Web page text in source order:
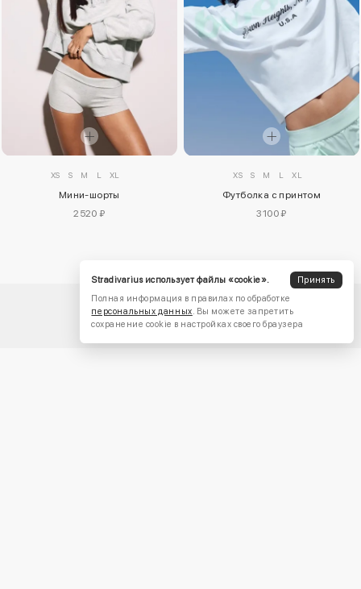
XS S M L XL
Мини-шорты
2520 ₽
XS S M L XL
Футболка с принтом
3100 ₽
Stradivarius использует файлы «cookie».
Принять
Полная информация в правилах по обработке
персональных данных. Вы можете запретить
сохранение cookie в настройках своего браузера